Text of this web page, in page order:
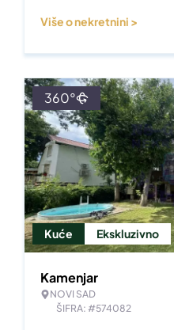
Više o nekretnini >
Kuće Ekskluzivno
360°
Kamenjar
NOVI SAD
ŠIFRA: #574082